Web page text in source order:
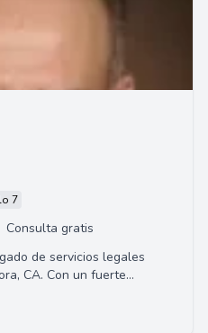
7
Consulta gratis
de servicios legales
CA. Con un fuerte